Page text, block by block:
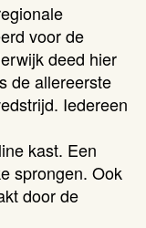
voor de
deed hier
de allereerste
Iedereen
kast. Een
sprongen. Ook
door de